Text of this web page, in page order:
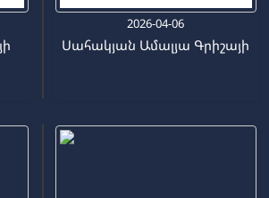
2026-04-06
Սահակյան Ամալյա Գրիշայի